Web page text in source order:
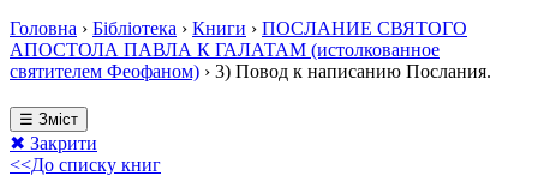
Головна › Бібліотека › Книги › ПОСЛАНИЕ СВЯТОГО
АПОСТОЛА ПАВЛА К ГАЛАТАМ (истолкованное
святителем Феофаном) › 3) Повод к написанию Послания.
☰ Зміст
✖ Закрити
<<До списку книг